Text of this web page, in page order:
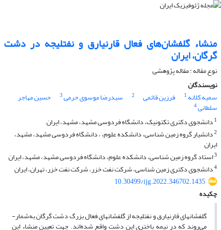
منشاء گلفشان‌های فعال قارنیارق و نفتلیجه در دشت
گرگان، ایران
نوع مقاله : مقاله پژوهشی‌
نویسندگان
سمیه کلانه 1 فرزین قائمی 2 سیدرضا موسوی حرمی3 حسین مهاجر
سلطانی4
1 دانشجوی دکتری تکتونیک، دانشگاه فردوسی مشهد، مشهد، ایران
2دانشیار گروه زمین شناسی، دانشکده علوم، ، دانشگاه فردوسی مشهد، مشهد،
ایران
3استاد گروه زمین شناسی، دانشکده علوم، دانشگاه فردوسی مشهد، مشهد، ایران
4دانشجوی دکتری زمین شناسی، شرکت نفت خزر، شرکت نفت خزر، تهران، ایران
10.30499/ijg.2022.346702.1435
چکیده
گلفشان­های قارنیارق و نفتلیجه از گلفشان­های فعال بزرگ دشت گرگان به‌شمار­
می‌روند که در نیمه باختری این دشت واقع شده‌اند. جهت تعیین منشاء این